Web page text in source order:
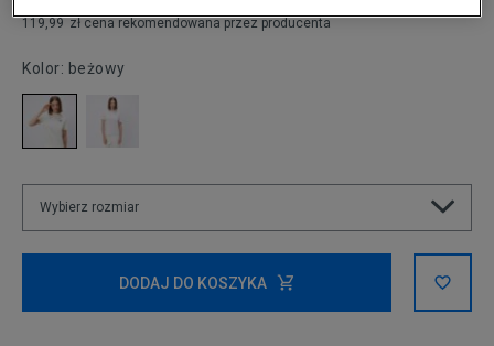
119,99 zł cena rekomendowana przez producenta
Kolor: beżowy
Wybierz rozmiar
DODAJ DO KOSZYKA